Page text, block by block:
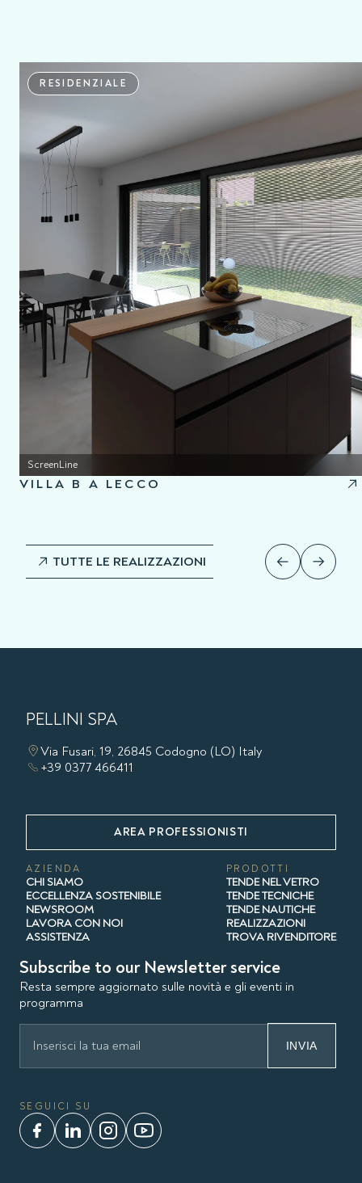
RESIDENZIALE
ScreenLine
VILLA B A LECCO
TUTTE LE REALIZZAZIONI
PELLINI SPA
Via Fusari, 19, 26845 Codogno (LO) Italy
+39 0377 466411
AREA PROFESSIONISTI
AZIENDA
CHI SIAMO
ECCELLENZA SOSTENIBILE
NEWSROOM
LAVORA CON NOI
ASSISTENZA
PRODOTTI
TENDE NEL VETRO
TENDE TECNICHE
TENDE NAUTICHE
REALIZZAZIONI
TROVA RIVENDITORE
Subscribe to our Newsletter service
Resta sempre aggiornato sulle novità e gli eventi in
programma
INVIA
SEGUICI SU